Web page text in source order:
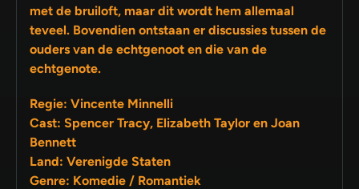
met de bruiloft, maar dit wordt hem allemaal
teveel. Bovendien ontstaan er discussies tussen de
ouders van de echtgenoot en die van de
echtgenote.
Regie: Vincente Minnelli
Cast: Spencer Tracy, Elizabeth Taylor en Joan
Bennett
Land: Verenigde Staten
Genre: Komedie / Romantiek